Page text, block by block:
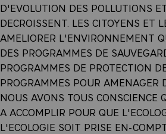
D'EVOLUTION DES POLLUTIONS
DECROISSENT. LES CITOYENS ET
AMELIORER L'ENVIRONNEMENT
DES PROGRAMMES DE
PROGRAMMES DE PROTECTION
PROGRAMMES POUR AMENAGER
NOUS AVONS TOUS CONSCIENCE
A ACCOMPLIR POUR QUE
L'ECOLOGIE SOIT PRISE EN-